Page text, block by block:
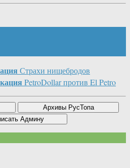
Страхи нищебродов
PetroDollar против El Petro